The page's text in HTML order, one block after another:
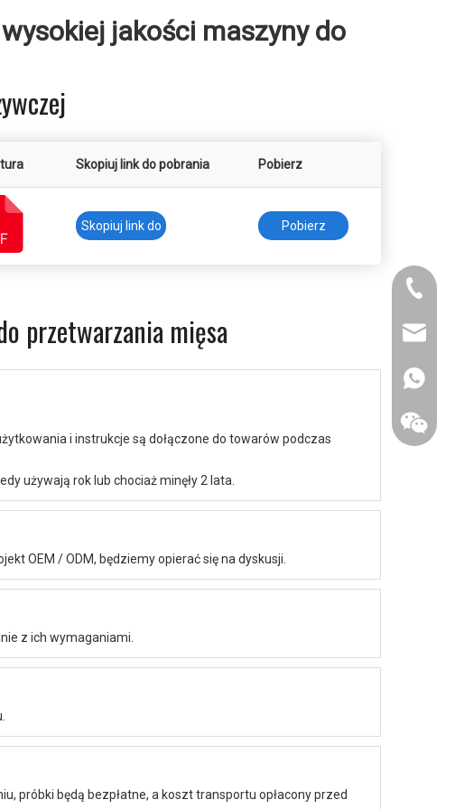
jakości maszyny do
Skopiuj link do pobrania Pobierz
Skopiuj link do
Pobierz
przetwarzania mięsa
i instrukcje są dołączone do towarów podczas
używają rok lub chociaż minęły 2 lata.
OEM / ODM, będziemy opierać się na dyskusji.
z ich wymaganiami.
próbki będą bezpłatne, a koszt transportu opłacony przed
+86-